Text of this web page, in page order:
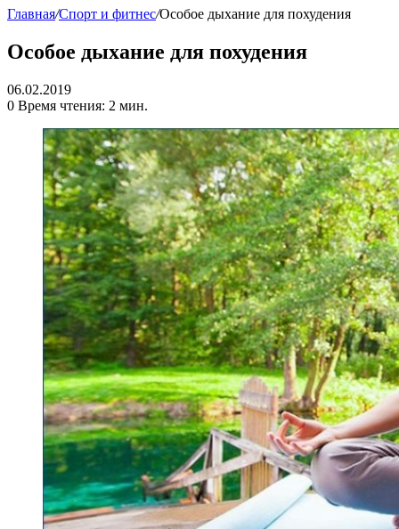
Главная/Спорт и фитнес/Особое дыхание для похудения
Особое дыхание для похудения
06.02.2019
0 Время чтения: 2 мин.